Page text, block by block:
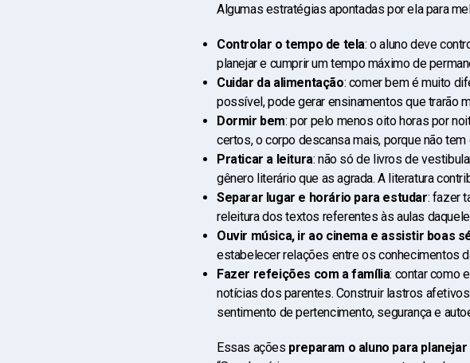
Algumas estratégias apontadas por ela para
Controlar o tempo de tela: o aluno deve
planejar e cumprir um tempo máximo de
Cuidar da alimentação: comer bem é muito
possível, pode gerar ensinamentos que trarão
Dormir bem: por pelo menos oito horas por
certos, o corpo descansa mais, porque não
Praticar a leitura: não só de livros de
gênero literário que as agrada. A literatura
Separar lugar e horário para estudar: fazer
releitura dos textos referentes às aulas
Ouvir música, ir ao cinema e assistir boas
estabelecer relações entre os conhecimentos
Fazer refeições com a família: contar como
notícias dos parentes. Construir lastros
sentimento de pertencimento, segurança e
Essas ações preparam o aluno para